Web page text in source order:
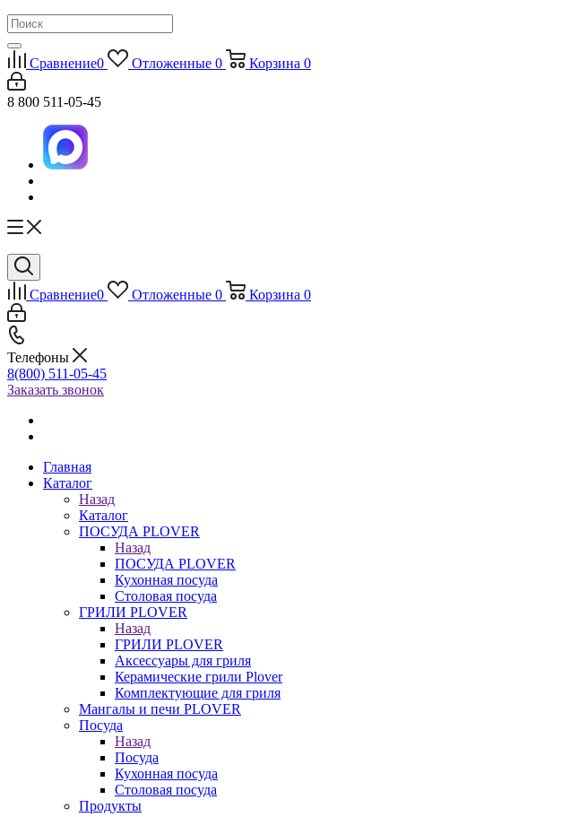
Сравнение0 Отложенные 0 Корзина 0
8 800 511-05-45
Сравнение0 Отложенные 0 Корзина 0
Телефоны
8(800) 511-05-45
Заказать звонок
Главная
Каталог
Назад
Каталог
ПОСУДА PLOVER
Назад
ПОСУДА PLOVER
Кухонная посуда
Столовая посуда
ГРИЛИ PLOVER
Назад
ГРИЛИ PLOVER
Аксессуары для гриля
Керамические грили Plover
Комплектующие для гриля
Мангалы и печи PLOVER
Посуда
Назад
Посуда
Кухонная посуда
Столовая посуда
Продукты